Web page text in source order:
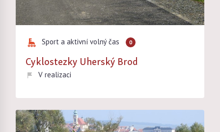
Sport a aktivní volný čas 0
Cyklostezky Uherský Brod
V realizaci